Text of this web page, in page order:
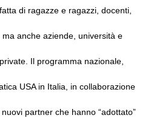
di ragazze e ragazzi, docenti,
anche aziende, università e
Il programma nazionale,
USA in Italia, in collaborazione
partner che hanno “adottato”